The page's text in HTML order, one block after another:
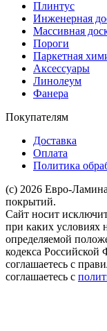
Плинтус
Инженерная
Массивная
Пороги
Паркетная
Аксессуары
Линолеум
Фанера
Покупателям
Доставка
Оплата
Политика
(c) 2026 Евро-
покрытий.
Сайт носит
при каких условиях
определяемой
кодекса
соглашаетесь с
соглашаетесь с